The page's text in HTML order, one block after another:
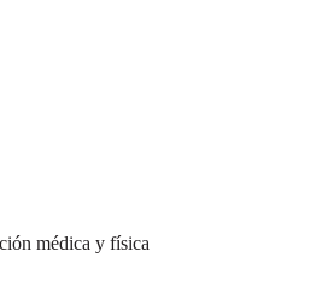
médica y física